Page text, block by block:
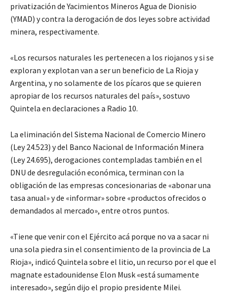
privatización de Yacimientos Mineros Agua de Dionisio
(YMAD) y contra la derogación de dos leyes sobre actividad
minera, respectivamente.
«Los recursos naturales les pertenecen a los riojanos y si se
exploran y explotan van a ser un beneficio de La Rioja y
Argentina, y no solamente de los pícaros que se quieren
apropiar de los recursos naturales del país», sostuvo
Quintela en declaraciones a Radio 10.
La eliminación del Sistema Nacional de Comercio Minero
(Ley 24.523) y del Banco Nacional de Información Minera
(Ley 24.695), derogaciones contempladas también en el
DNU de desregulación económica, terminan con la
obligación de las empresas concesionarias de «abonar una
tasa anual» y de «informar» sobre «productos ofrecidos o
demandados al mercado», entre otros puntos.
«Tiene que venir con el Ejército acá porque no va a sacar ni
una sola piedra sin el consentimiento de la provincia de La
Rioja», indicó Quintela sobre el litio, un recurso por el que el
magnate estadounidense Elon Musk «está sumamente
interesado», según dijo el propio presidente Milei.